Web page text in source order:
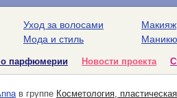
Уход за волосами
Мода и стиль
Макияж
парфюмерии Новости проекта
в группе Косметология,